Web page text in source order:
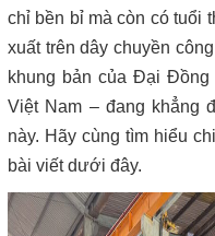
chỉ bền bỉ mà còn có tuổi
xuất trên dây chuyền
khung bản của Đại
Việt Nam – đang khẳng
này. Hãy cùng tìm hiểu
bài viết dưới đây.